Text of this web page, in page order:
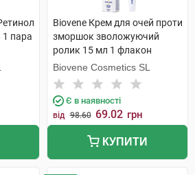
1 пара
Biovene Крем для очей проти
зморшок зволожуючий
ролик 15 мл 1 флакон
Biovene Cosmetics SL
Є в наявності
від 98.60 69.02 грн
КУПИТИ